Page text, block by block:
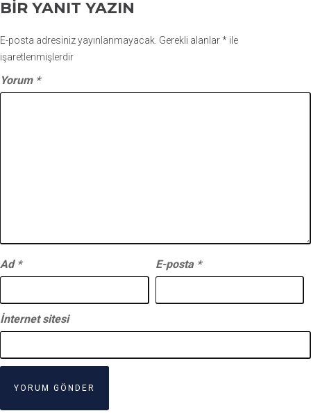
BIR YANIT YAZIN
E-posta adresiniz yayınlanmayacak. Gerekli alanlar* ile
işaretlenmişlerdir
Yorum *
Ad * E-posta *
İnternet sitesi